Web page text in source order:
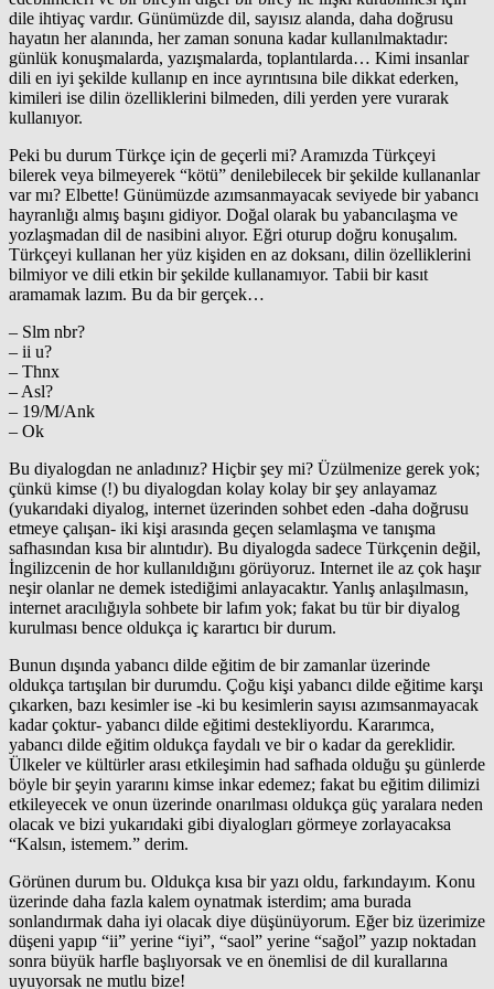
dile ihtiyaç vardır. Günümüzde dil, sayısız alanda, daha doğrusu
hayatın her alanında, her zaman sonuna kadar kullanılmaktadır:
günlük konuşmalarda, yazışmalarda, toplantılarda… Kimi insanlar
dili en iyi şekilde kullanıp en ince ayrıntısına bile dikkat ederken,
kimileri ise dilin özelliklerini bilmeden, dili yerden yere vurarak
kullanıyor.
Peki bu durum Türkçe için de geçerli mi? Aramızda Türkçeyi
bilerek veya bilmeyerek “kötü” denilebilecek bir şekilde kullananlar
var mı? Elbette! Günümüzde azımsanmayacak seviyede bir yabancı
hayranlığı almış başını gidiyor. Doğal olarak bu yabancılaşma ve
yozlaşmadan dil de nasibini alıyor. Eğri oturup doğru konuşalım.
Türkçeyi kullanan her yüz kişiden en az doksanı, dilin özelliklerini
bilmiyor ve dili etkin bir şekilde kullanamıyor. Tabii bir kasıt
aramamak lazım. Bu da bir gerçek…
– Slm nbr?
– ii u?
– Thnx
– Asl?
– 19/M/Ank
– Ok
Bu diyalogdan ne anladınız? Hiçbir şey mi? Üzülmenize gerek yok;
çünkü kimse (!) bu diyalogdan kolay kolay bir şey anlayamaz
(yukarıdaki diyalog, internet üzerinden sohbet eden -daha doğrusu
etmeye çalışan- iki kişi arasında geçen selamlaşma ve tanışma
safhasından kısa bir alıntıdır). Bu diyalogda sadece Türkçenin değil,
İngilizcenin de hor kullanıldığını görüyoruz. Internet ile az çok haşır
neşir olanlar ne demek istediğimi anlayacaktır. Yanlış anlaşılmasın,
internet aracılığıyla sohbete bir lafım yok; fakat bu tür bir diyalog
kurulması bence oldukça iç karartıcı bir durum.
Bunun dışında yabancı dilde eğitim de bir zamanlar üzerinde
oldukça tartışılan bir durumdu. Çoğu kişi yabancı dilde eğitime karşı
çıkarken, bazı kesimler ise -ki bu kesimlerin sayısı azımsanmayacak
kadar çoktur- yabancı dilde eğitimi destekliyordu. Kararımca,
yabancı dilde eğitim oldukça faydalı ve bir o kadar da gereklidir.
Ülkeler ve kültürler arası etkileşimin had safhada olduğu şu günlerde
böyle bir şeyin yararını kimse inkar edemez; fakat bu eğitim dilimizi
etkileyecek ve onun üzerinde onarılması oldukça güç yaralara neden
olacak ve bizi yukarıdaki gibi diyalogları görmeye zorlayacaksa
“Kalsın, istemem.” derim.
Görünen durum bu. Oldukça kısa bir yazı oldu, farkındayım. Konu
üzerinde daha fazla kalem oynatmak isterdim; ama burada
sonlandırmak daha iyi olacak diye düşünüyorum. Eğer biz üzerimize
düşeni yapıp “ii” yerine “iyi”, “saol” yerine “sağol” yazıp noktadan
sonra büyük harfle başlıyorsak ve en önemlisi de dil kurallarına
uyuyorsak ne mutlu bize!